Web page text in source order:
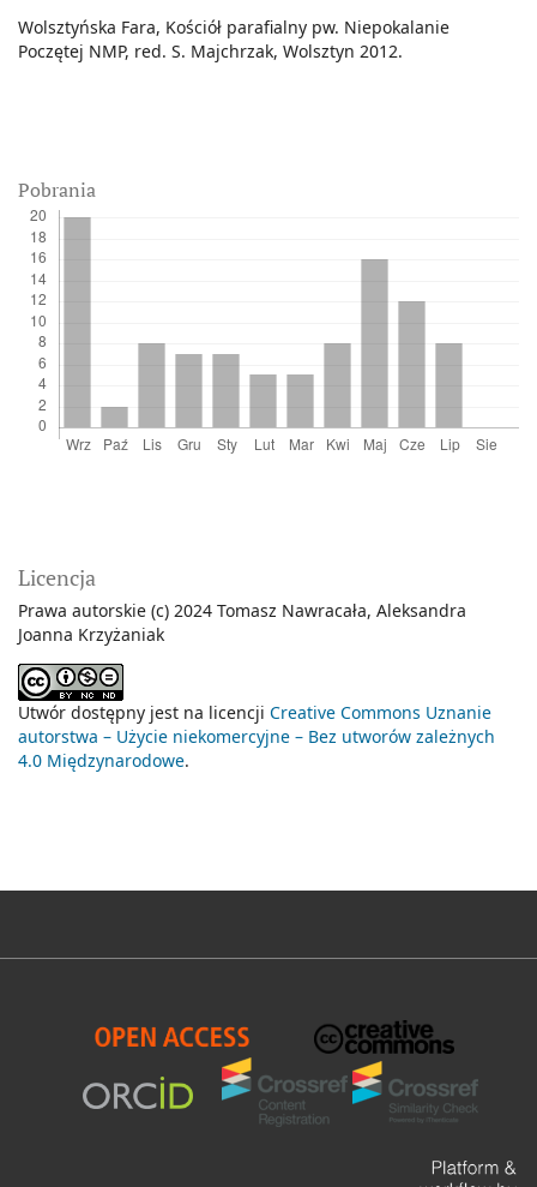
Pobrania
Wolsztyńska Fara, Kościół parafialny pw. Niepokalanie
Poczętej NMP, red. S. Majchrzak, Wolsztyn 2012.
Licencja
Prawa autorskie (c) 2024 Tomasz Nawracała, Aleksandra
Joanna Krzyżaniak
Utwór dostępny jest na licencji Creative Commons Uznanie
autorstwa – Użycie niekomercyjne – Bez utworów zależnych
4.0 Międzynarodowe.